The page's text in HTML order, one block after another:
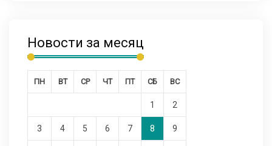
Новости за месяц
ПН ВТ СР ЧТ ПТ СБ ВС
1 2
3 4 5 6 7 8 9